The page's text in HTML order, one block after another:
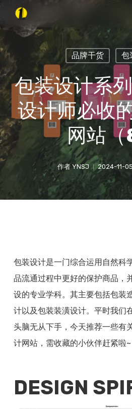
content
品牌干货 包
包装设计系
设计师必收
网站（
作者 YNSJ 2024-11-05
包装设计是一门综合运用自然科
品流通过程中更好的保护商品，
设的专业学科。其主要包括包装
计以及包装装潢设计。平时我们
头脑无从下手，今天推荐一些有
计网站，需收藏的小伙伴赶紧啦~
DESIGN